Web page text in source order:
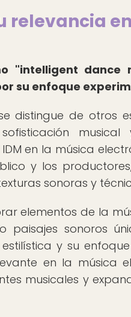
relevancia
"intelligent
su enfoque
distingue de otros
en la música
y los
sonoras y
elementos de la
paisajes sonoros
y su
en la música
musicales y